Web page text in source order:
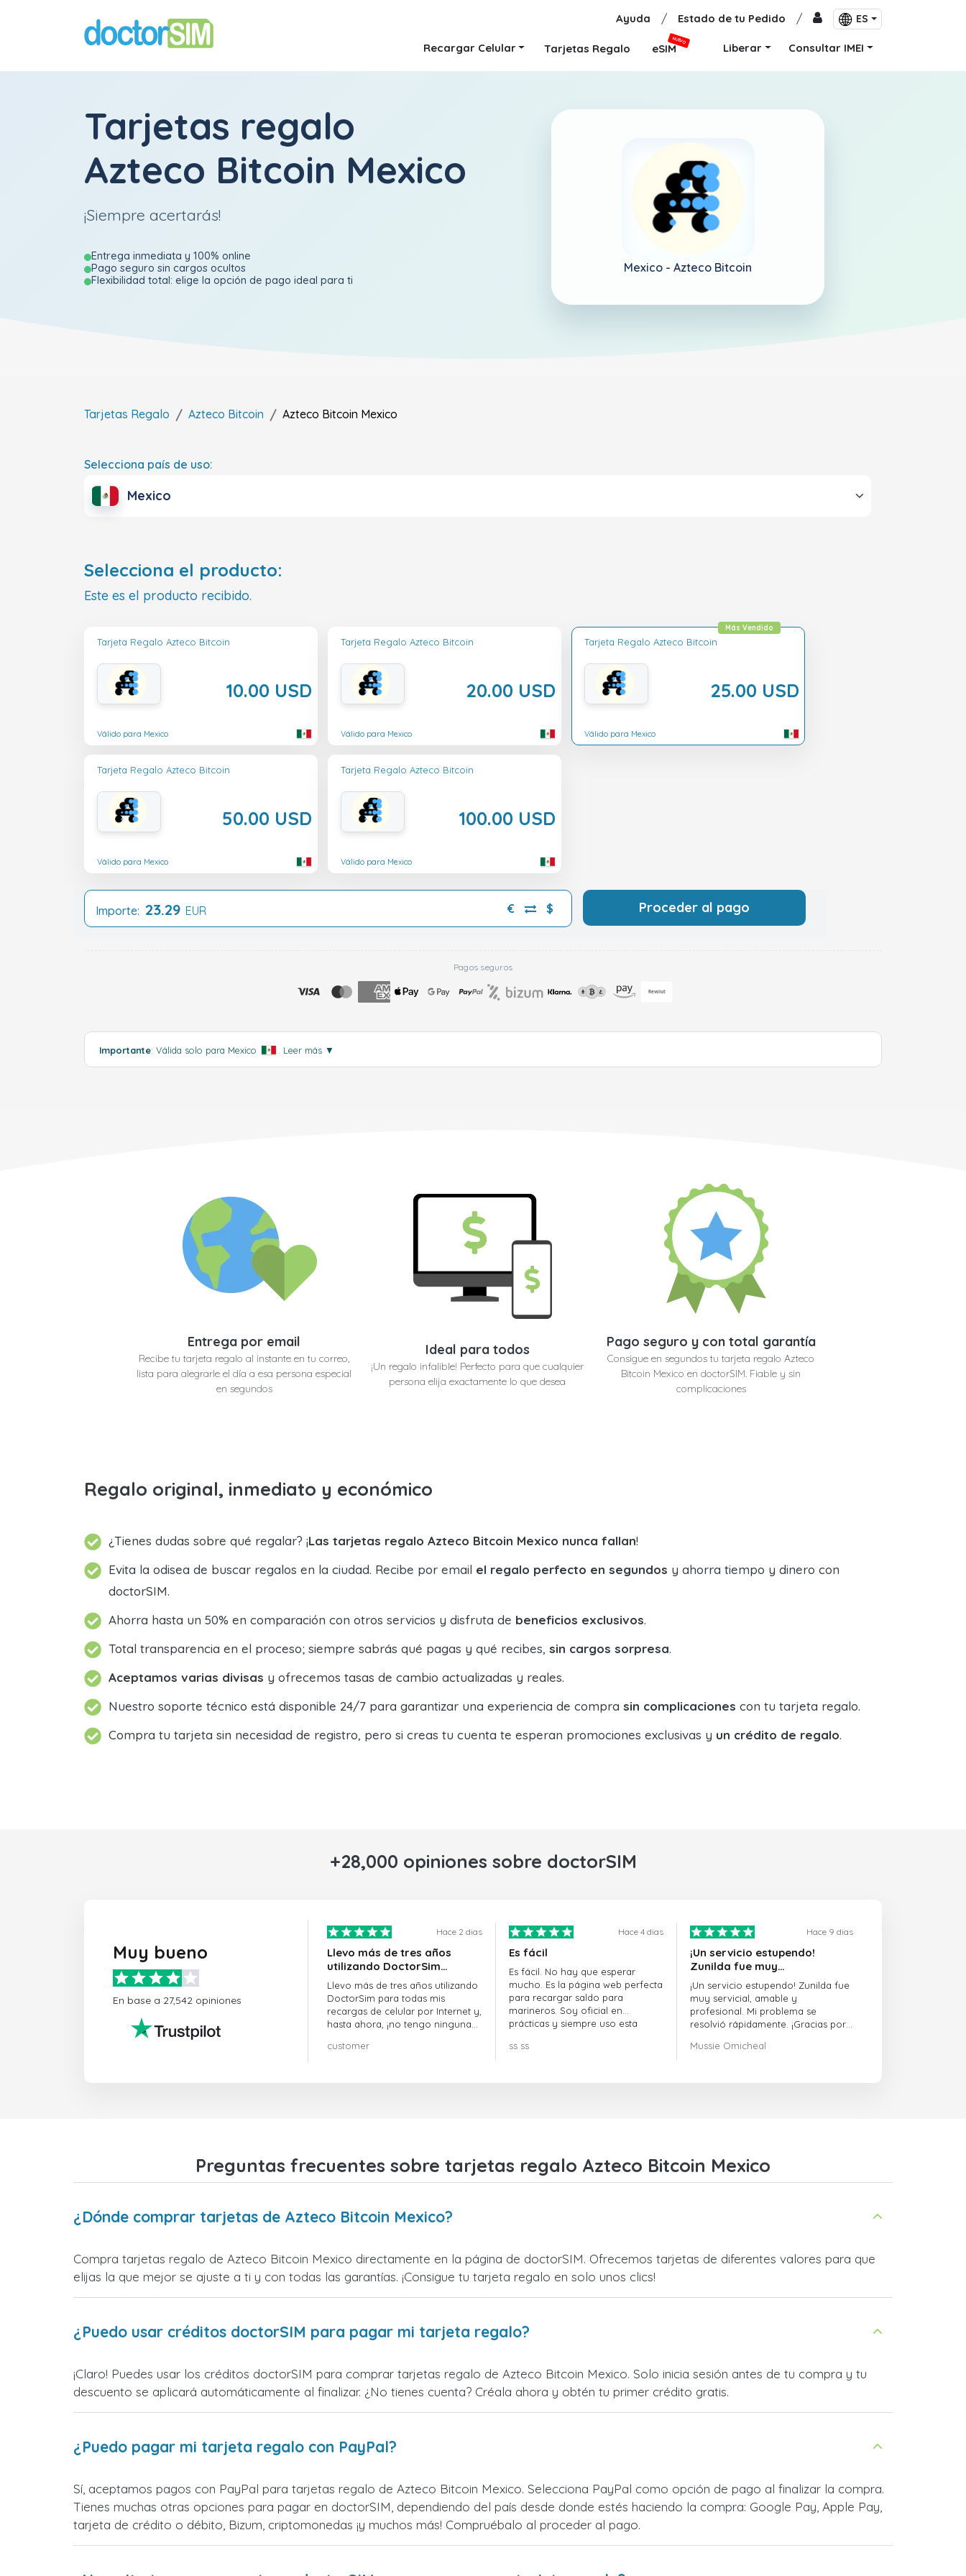
Ayuda / Estado de tu Pedido / ES
Recargar Celular Tarjetas Regalo eSIM
NUEVO
Liberar Consultar IMEI
Tarjetas regalo
Azteco Bitcoin Mexico
¡Siempre acertarás!
Entrega inmediata y 100% online
Pago seguro sin cargos ocultos
Flexibilidad total: elige la opción de pago ideal para ti
Mexico - Azteco Bitcoin
Tarjetas Regalo Azteco Bitcoin Azteco Bitcoin Mexico
Selecciona país de uso:
Mexico
Selecciona el producto:
Este es el producto recibido.
Tarjeta Regalo Azteco Bitcoin
10.00 USD
Válido para Mexico
Tarjeta Regalo Azteco Bitcoin
20.00 USD
Válido para Mexico
Tarjeta Regalo Azteco Bitcoin
25.00 USD
Más Vendido
Válido para Mexico
Tarjeta Regalo Azteco Bitcoin
50.00 USD
Válido para Mexico
Tarjeta Regalo Azteco Bitcoin
100.00 USD
Válido para Mexico
Importe: 23.29 EUR € $ Proceder al pago
Pagos seguros
Importante: Válida solo para Mexico . Leer más ▼
Entrega por email
Recibe tu tarjeta regalo al instante en tu correo,
lista para alegrarle el día a esa persona especial
en segundos
Ideal para todos
¡Un regalo infalible! Perfecto para que cualquier
persona elija exactamente lo que desea
Pago seguro y con total garantía
Consigue en segundos tu tarjeta regalo Azteco
Bitcoin Mexico en doctorSIM. Fiable y sin
complicaciones
Regalo original, inmediato y económico
¿Tienes dudas sobre qué regalar? ¡Las tarjetas regalo Azteco Bitcoin Mexico nunca fallan!
Evita la odisea de buscar regalos en la ciudad. Recibe por email el regalo perfecto en segundos y ahorra tiempo y dinero con
doctorSIM.
Ahorra hasta un 50% en comparación con otros servicios y disfruta de beneficios exclusivos.
Total transparencia en el proceso; siempre sabrás qué pagas y qué recibes, sin cargos sorpresa.
Aceptamos varias divisas y ofrecemos tasas de cambio actualizadas y reales.
Nuestro soporte técnico está disponible 24/7 para garantizar una experiencia de compra sin complicaciones con tu tarjeta regalo.
Compra tu tarjeta sin necesidad de registro, pero si creas tu cuenta te esperan promociones exclusivas y un crédito de regalo.
+28,000 opiniones sobre doctorSIM
Muy bueno
En base a 27,542 opiniones
Hace 2 dias
Llevo más de tres años
utilizando DoctorSim…
Llevo más de tres años utilizando
DoctorSim para todas mis
recargas de celular por Internet y,
hasta ahora, ¡no tengo ninguna
customer
Hace 4 dias
Es fácil
Es fácil. No hay que esperar
mucho. Es la página web perfecta
para recargar saldo para
marineros. Soy oficial en
prácticas y siempre uso esta
ss ss
Hace 9 dias
¡Un servicio estupendo!
Zunilda fue muy…
¡Un servicio estupendo! Zunilda fue
muy servicial, amable y
profesional. Mi problema se
resolvió rápidamente. ¡Gracias por
Mussie Omicheal
Preguntas frecuentes sobre tarjetas regalo Azteco Bitcoin Mexico
¿Dónde comprar tarjetas de Azteco Bitcoin Mexico?
Compra tarjetas regalo de Azteco Bitcoin Mexico directamente en la página de doctorSIM. Ofrecemos tarjetas de diferentes valores para que
elijas la que mejor se ajuste a ti y con todas las garantías. ¡Consigue tu tarjeta regalo en solo unos clics!
¿Puedo usar créditos doctorSIM para pagar mi tarjeta regalo?
¡Claro! Puedes usar los créditos doctorSIM para comprar tarjetas regalo de Azteco Bitcoin Mexico. Solo inicia sesión antes de tu compra y tu
descuento se aplicará automáticamente al finalizar. ¿No tienes cuenta? Créala ahora y obtén tu primer crédito gratis.
¿Puedo pagar mi tarjeta regalo con PayPal?
Sí, aceptamos pagos con PayPal para tarjetas regalo de Azteco Bitcoin Mexico. Selecciona PayPal como opción de pago al finalizar la compra.
Tienes muchas otras opciones para pagar en doctorSIM, dependiendo del país desde donde estés haciendo la compra: Google Pay, Apple Pay,
tarjeta de crédito o débito, Bizum, criptomonedas ¡y muchos más! Compruébalo al proceder al pago.